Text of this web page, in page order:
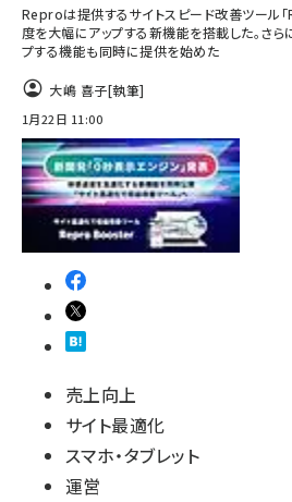
楽天 (1871)
ecbeing (1207)
アスクル (1119)
base (1077)
ビィ・フォアード (773)
revico (740)
Reproは提供するサイトスピード改善ツール
度を大幅にアップする新機能を搭載した。さ
プする機能も同時に提供を始めた
大嶋 喜子[執筆]
1月22日 11:00
売上向上
サイト最適化
スマホ・タブレット
運営